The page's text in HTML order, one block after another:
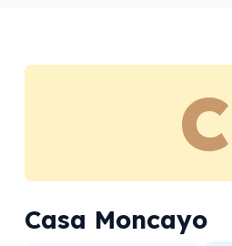
C
Casa Moncayo